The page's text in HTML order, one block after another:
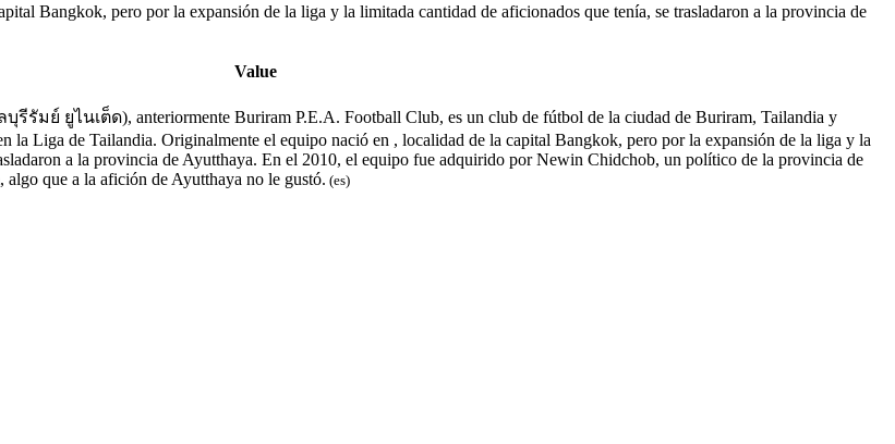
Bangkok, pero por la expansión de la liga y la limitada cantidad de aficionados que tenía, se trasladaron a la provincia de
Value
รัมย์ ยูไนเต็ด), anteriormente Buriram P.E.A. Football Club, es un club de fútbol de la ciudad de Buriram, Tailandia y
la Liga de Tailandia. Originalmente el equipo nació en , localidad de la capital Bangkok, pero por la expansión de la liga y la
a la provincia de Ayutthaya. En el 2010, el equipo fue adquirido por Newin Chidchob, un político de la provincia de
que a la afición de Ayutthaya no le gustó. (es)